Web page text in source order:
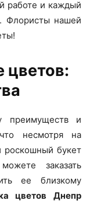
работе и каждый
Флористы нашей
цветов:
преимуществ и
несмотря на
роскошный букет
заказать
ее близкому
цветов Днепр